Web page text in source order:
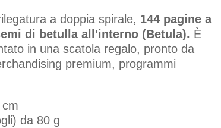
a doppia spirale, 144 pagine a
di betulla all'interno (Betula). È
in una scatola regalo, pronto da
premium, programmi
da 80 g